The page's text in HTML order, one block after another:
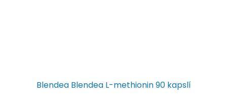
Blendea Blendea L-methionin 90 kapslí